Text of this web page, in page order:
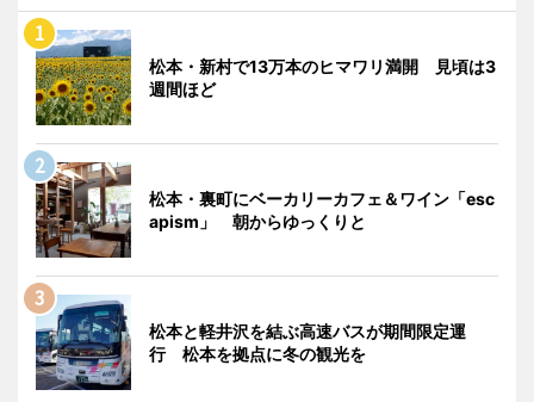
松本・新村で13万本のヒマワリ満開 見頃は3
週間ほど
松本・裏町にベーカリーカフェ＆ワイン「esc
apism」 朝からゆっくりと
松本と軽井沢を結ぶ高速バスが期間限定運
行 松本を拠点に冬の観光を